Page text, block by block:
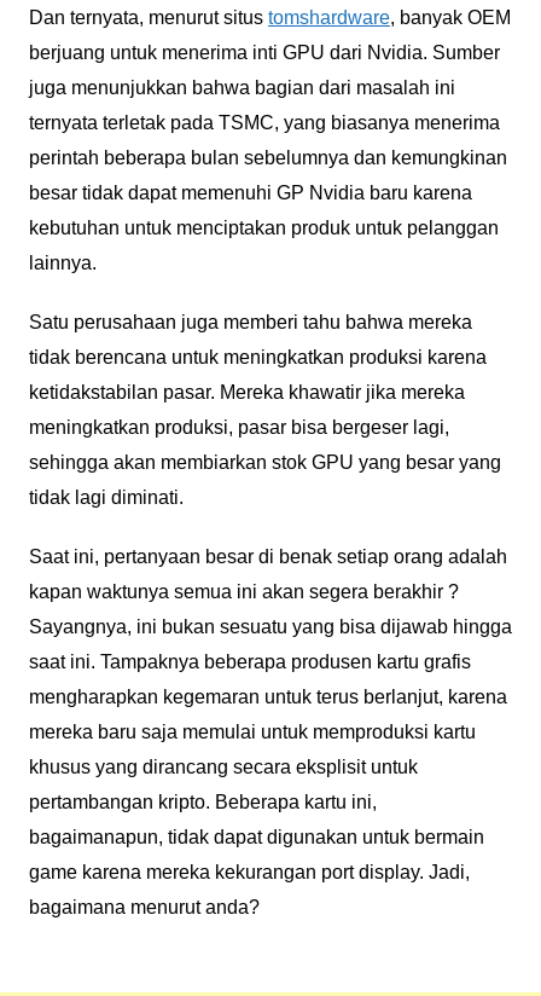
Dan ternyata, menurut situs tomshardware, banyak OEM
berjuang untuk menerima inti GPU dari Nvidia. Sumber
juga menunjukkan bahwa bagian dari masalah ini
ternyata terletak pada TSMC, yang biasanya menerima
perintah beberapa bulan sebelumnya dan kemungkinan
besar tidak dapat memenuhi GP Nvidia baru karena
kebutuhan untuk menciptakan produk untuk pelanggan
lainnya.
Satu perusahaan juga memberi tahu bahwa mereka
tidak berencana untuk meningkatkan produksi karena
ketidakstabilan pasar. Mereka khawatir jika mereka
meningkatkan produksi, pasar bisa bergeser lagi,
sehingga akan membiarkan stok GPU yang besar yang
tidak lagi diminati.
Saat ini, pertanyaan besar di benak setiap orang adalah
kapan waktunya semua ini akan segera berakhir ?
Sayangnya, ini bukan sesuatu yang bisa dijawab hingga
saat ini. Tampaknya beberapa produsen kartu grafis
mengharapkan kegemaran untuk terus berlanjut, karena
mereka baru saja memulai untuk memproduksi kartu
khusus yang dirancang secara eksplisit untuk
pertambangan kripto. Beberapa kartu ini,
bagaimanapun, tidak dapat digunakan untuk bermain
game karena mereka kekurangan port display. Jadi,
bagaimana menurut anda?